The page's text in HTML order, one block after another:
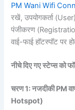
PM Wani Wifi
रखें, उपयोगकर्ता
पंजीकरण
वाई-फाई हॉटस्पॉट पर
नीचेदिएगएस्टेप्सको
चरण 1:नजदीकी PM
Hotspot)